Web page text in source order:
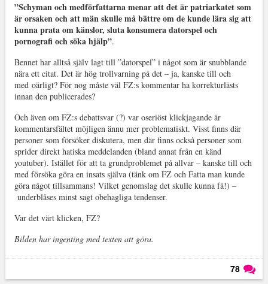
”Schyman och medförfattarna menar att det är patriarkatet som
är orsaken och att män skulle må bättre om de kunde lära sig att
kunna prata om känslor, sluta konsumera datorspel och
pornografi och söka hjälp”.
Bennet har alltså själv lagt till ”datorspel” i något som är snubblande
nära ett citat. Det är hög trollvarning på det – ja, kanske till och
med oärligt? För nog måste väl FZ:s kommentar ha korrekturlästs
innan den publicerades?
Och även om FZ:s debattsvar (?) var oseriöst klickjagande är
kommentarsfältet möjligen ännu mer problematiskt. Visst finns där
personer som försöker diskutera, men där finns också personer som
sprider direkt hatiska meddelanden (bland annat från en känd
youtuber). Istället för att ta grundproblemet på allvar – kanske till och
med försöka göra en insats själva (tänk om FZ och Fatta man kunde
göra något tillsammans! Vilket genomslag det skulle kunna få!) –
underblåses minst sagt obehagliga tendenser.
Var det värt klicken, FZ?
Bilden har ingenting med texten att göra.
78